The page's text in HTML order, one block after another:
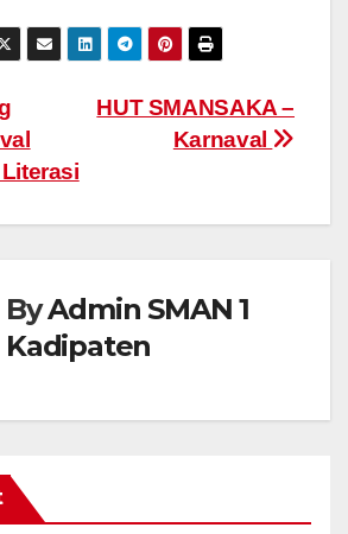
HUT SMANSAKA –
Karnaval
ByAdmin SMAN 1
Kadipaten